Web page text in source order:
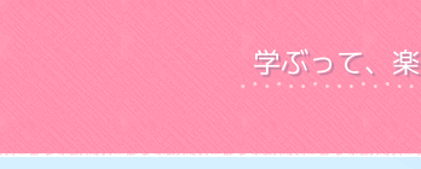
学ぶって、